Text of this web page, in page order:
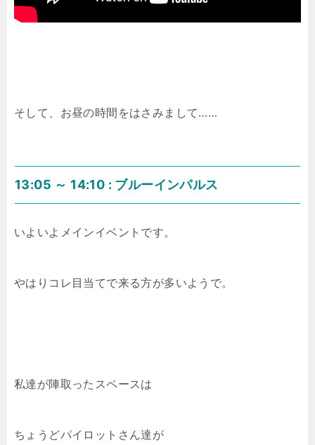
そして、お昼の時間をはさみまして……
13:05 ～ 14:10 : ブルーインパルス
いよいよメインイベントです。
やはりコレ目当てで来る方が多いようで。
私達が陣取ったスペースは
ちょうどパイロットさん達が